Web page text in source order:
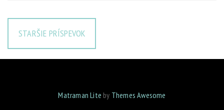
STARŠIE PRÍSPEVOK
Matraman Lite by Themes Awesome